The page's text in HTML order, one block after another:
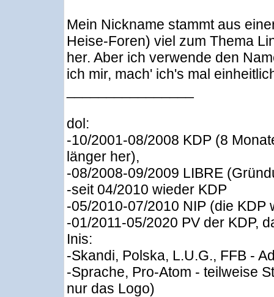
Mein Nickname stammt aus
Heise-Foren) viel zum Thema
her. Aber ich verwende den
ich mir, mach' ich's mal
dol:
-10/2001-08/2008 KDP (8
länger her),
-08/2008-09/2009 LIBRE
-seit 04/2010 wieder KDP
-05/2010-07/2010 NIP (die
-01/2011-05/2020 PV der KDP,
Inis:
-Skandi, Polska, L.U.G., FFB -
-Sprache, Pro-Atom - teilweise
nur das Logo)